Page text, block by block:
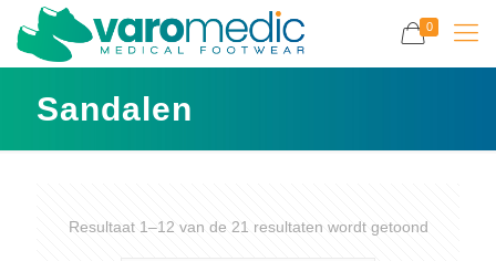
0
Sandalen
Resultaat 1–12 van de 21 resultaten wordt getoond